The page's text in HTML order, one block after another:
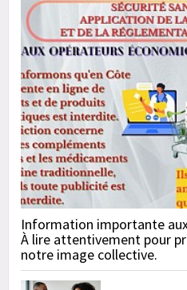
Information importante
À lire attentivement pour
notre image collective.